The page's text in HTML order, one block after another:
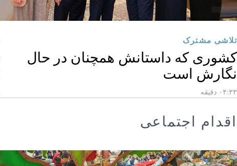
تلاشی مشترک
کشوری که داستانش همچنان در حال
نگارش است
۰۴:۳۳ دقیقه
اقدام اجتماعی